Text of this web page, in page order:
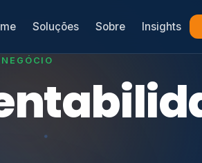
Soluções Sobre Insights
OTIMIZADOS E INTEGRADOS